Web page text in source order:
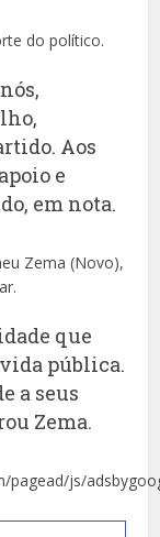
do político.
Aos
e
em nota.
Zema (Novo),
que
pública.
a seus
Zema.
pagead/js/